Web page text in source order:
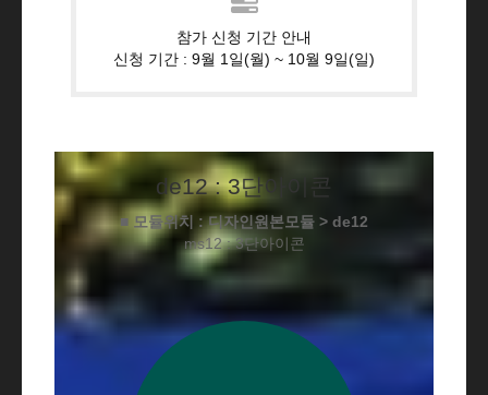
참가 신청 기간 안내
신청 기간 : 9월 1일(월) ~ 10월 9일(일)
de12 : 3단아이콘
■ 모듈위치 : 디자인원본모듈 > de12
ms12 : 3단아이콘